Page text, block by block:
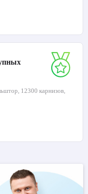
12300 карнизов,